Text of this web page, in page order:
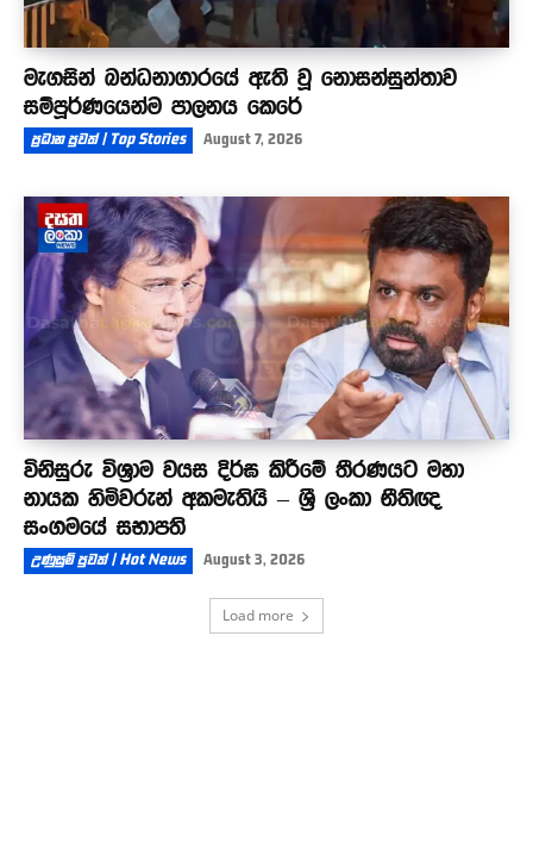
මැගසින් බන්ධනාගාරයේ ඇති වූ නොසන්සුන්තාව
සම්පූර්ණයෙන්ම පාලනය කෙරේ
ප්‍රධාන පුවත් | Top Stories August 7, 2026
විනිසුරු විශ්‍රාම වයස දිර්ඝ කිරීමේ තීරණයට මහා
නායක හිමිවරුන් අකමැතියි – ශ්‍රී ලංකා නීතිඥ
සංගමයේ සභාපති
උණුසුම් පුවත් | Hot News August 3, 2026
Load more